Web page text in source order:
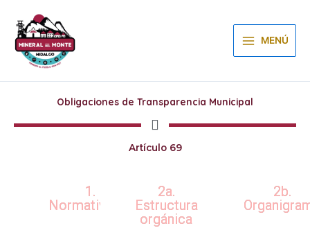
contenido
MENÚ
Obligaciones de Transparencia Municipal
Artículo 69
1.
Normatividad
2a.
Estructura
orgánica
2b.